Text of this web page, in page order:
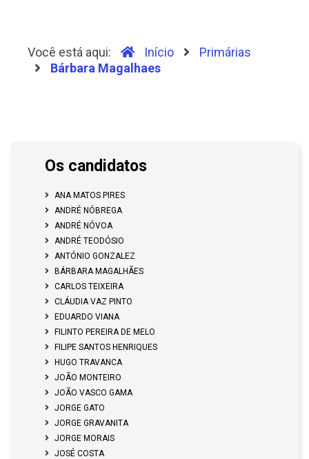
Você está aqui: Início
Primárias
Bárbara Magalhaes
Os candidatos
ANA MATOS PIRES
ANDRÉ NÓBREGA
ANDRÉ NÓVOA
ANDRÉ TEODÓSIO
ANTÓNIO GONZALEZ
BÁRBARA MAGALHÃES
CARLOS TEIXEIRA
CLÁUDIA VAZ PINTO
EDUARDO VIANA
FILINTO PEREIRA DE MELO
FILIPE SANTOS HENRIQUES
HUGO TRAVANCA
JOÃO MONTEIRO
JOÃO VASCO GAMA
JORGE GATO
JORGE GRAVANITA
JORGE MORAIS
JOSÉ COSTA